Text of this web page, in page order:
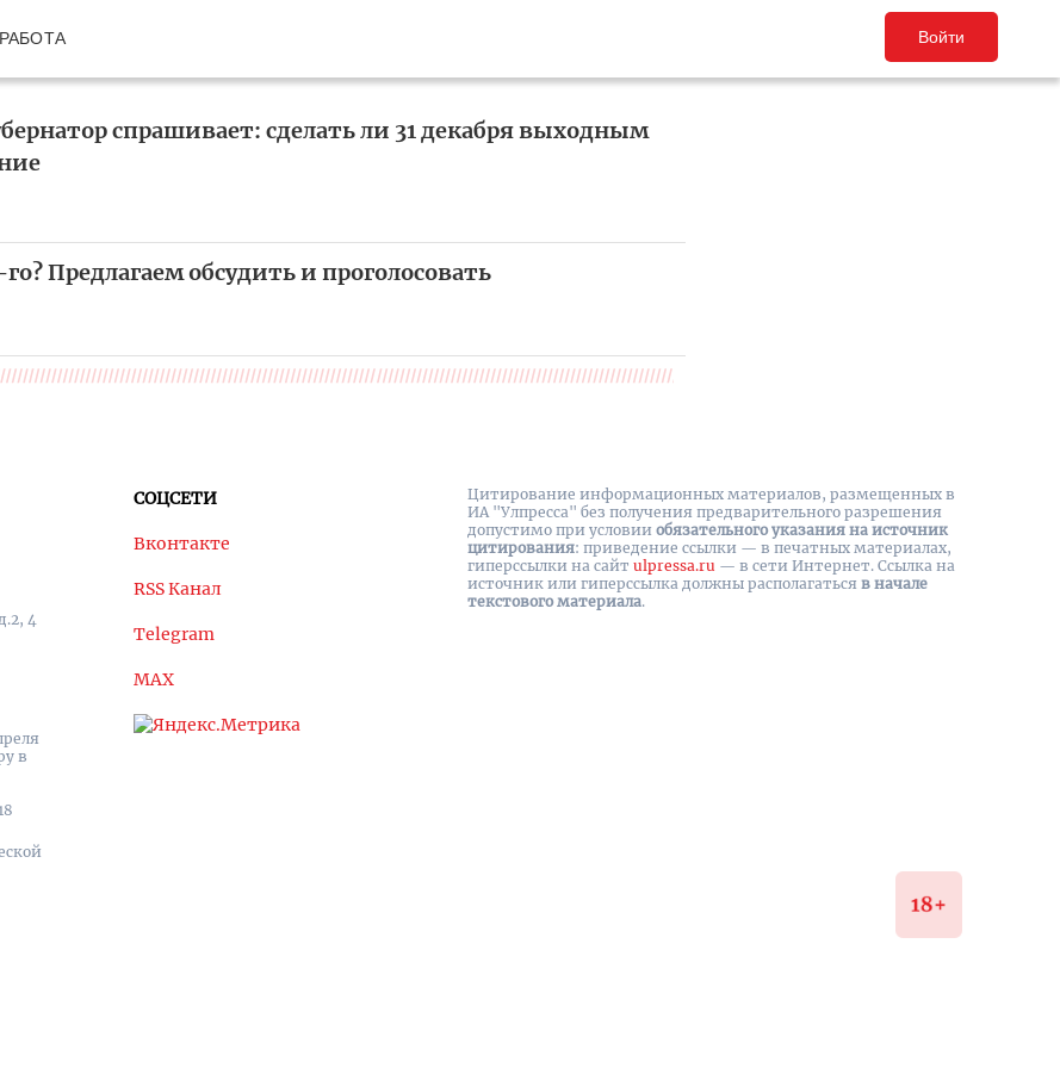
РАБОТА Войти
спрашивает: сделать ли 31 декабря выходным
Предлагаем обсудить и проголосовать
4
в
СОЦСЕТИ
Вконтакте
RSS Канал
Telegram
MAX
Цитирование информационных материалов, размещенных в
ИА "Улпресса" без получения предварительного разрешения
допустимо при условии обязательного указания на источник
цитирования: приведение ссылки — в печатных материалах,
гиперссылки на cайт ulpressa.ru — в сети Интернет. Ссылка на
источник или гиперссылка должны располагаться в начале
текстового материала.